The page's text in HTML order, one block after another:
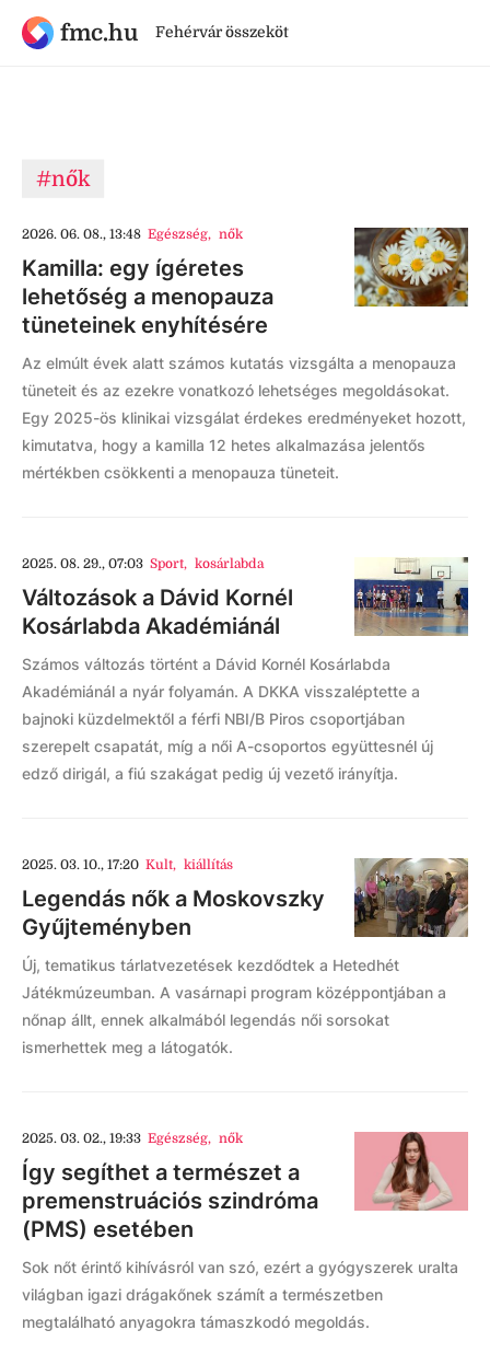
fmc.hu Fehérvár összeköt
#nők
2026. 06. 08., 13:48 Egészség, nők
Kamilla: egy ígéretes
lehetőség a menopauza
tüneteinek enyhítésére
Az elmúlt évek alatt számos kutatás vizsgálta a menopauza
tüneteit és az ezekre vonatkozó lehetséges megoldásokat.
Egy 2025-ös klinikai vizsgálat érdekes eredményeket hozott,
kimutatva, hogy a kamilla 12 hetes alkalmazása jelentős
mértékben csökkenti a menopauza tüneteit.
2025. 08. 29., 07:03 Sport, kosárlabda
Változások a Dávid Kornél
Kosárlabda Akadémiánál
Számos változás történt a Dávid Kornél Kosárlabda
Akadémiánál a nyár folyamán. A DKKA visszaléptette a
bajnoki küzdelmektől a férfi NBI/B Piros csoportjában
szerepelt csapatát, míg a női A-csoportos együttesnél új
edző dirigál, a fiú szakágat pedig új vezető irányítja.
2025. 03. 10., 17:20 Kult, kiállítás
Legendás nők a Moskovszky
Gyűjteményben
Új, tematikus tárlatvezetések kezdődtek a Hetedhét
Játékmúzeumban. A vasárnapi program középpontjában a
nőnap állt, ennek alkalmából legendás női sorsokat
ismerhettek meg a látogatók.
2025. 03. 02., 19:33 Egészség, nők
Így segíthet a természet a
premenstruációs szindróma
(PMS) esetében
Sok nőt érintő kihívásról van szó, ezért a gyógyszerek uralta
világban igazi drágakőnek számít a természetben
megtalálható anyagokra támaszkodó megoldás.